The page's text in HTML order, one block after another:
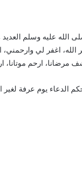
الله عليه وسلم
اغفر لي وارحمني،
ارحم
الدعاء يوم عرفة